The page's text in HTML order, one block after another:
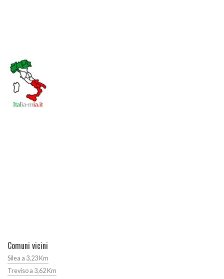
Comuni vicini
Silea a 3,23 Km
Treviso a 3,62 Km